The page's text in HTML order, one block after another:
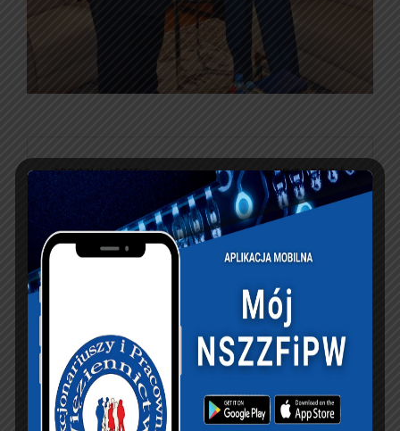
PREVIOUS ARTICLE
Komunikat
NEXT ARTICLE
KOMUNIKAT
FEDERACJI
SŁUŻB
dnia 24 sierpnia 2016